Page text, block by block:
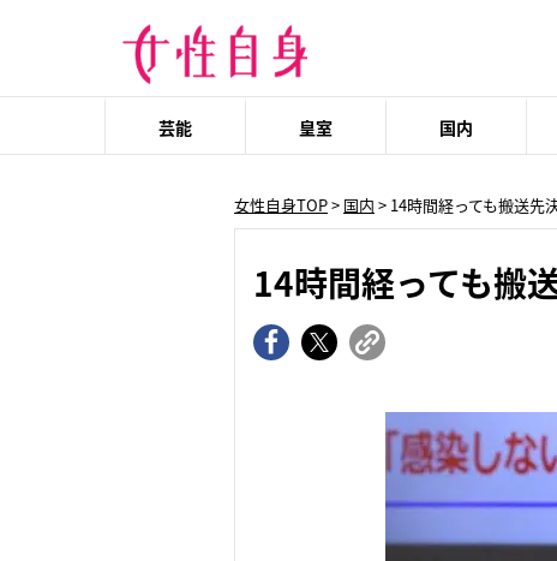
芸能 皇室 国内
女性自身TOP> 国内 > 14時間経っても搬送
14時間経っても搬